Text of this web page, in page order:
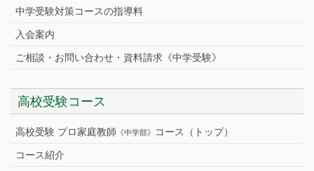
中学受験対策コースの指導料
入会案内
ご相談・お問い合わせ・資料請求《中学受験》
高校受験コース
高校受験 プロ家庭教師 《中学部》 コース（トップ）
コース紹介